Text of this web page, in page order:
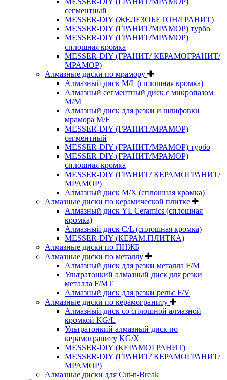
сегментный
MESSER-DIY (ЖЕЛЕЗОБЕТОН/ГРАНИТ)
MESSER-DIY (ГРАНИТ/МРАМОР) турбо
MESSER-DIY (ГРАНИТ/МРАМОР)
сплошная кромка
MESSER-DIY (ГРАНИТ/ КЕРАМОГРАНИТ/
МРАМОР)
Алмазные диски по мрамору
Алмазный диск M/L (сплошная кромка)
Алмазный сегментный диск с микропазом
M/M
Алмазный диск для резки и шлифовки
мрамора M/F
MESSER-DIY (ГРАНИТ/МРАМОР)
сегментный
MESSER-DIY (ГРАНИТ/МРАМОР) турбо
MESSER-DIY (ГРАНИТ/МРАМОР)
сплошная кромка
MESSER-DIY (ГРАНИТ/ КЕРАМОГРАНИТ/
МРАМОР)
Алмазный диск M/X (сплошная кромка)
Алмазные диски по керамической плитке
Алмазный диск YL Ceramics (сплошная
кромка)
Алмазный диск C/L (сплошная кромка)
MESSER-DIY (КЕРАМ.ПЛИТКА)
Алмазные диски по ПНЖБ
Алмазные диски по металлу
Алмазный диск для резки металла F/M
Ультратонкий алмазный диск для резки
металла F/MT
Алмазный диск для резки рельс F/V
Алмазные диски по керамограниту
Алмазный диск со сплошной алмазной
кромкой KG/L
Ультратонкий алмазный диск по
керамограниту KG/X
MESSER-DIY (КЕРАМОГРАНИТ)
MESSER-DIY (ГРАНИТ/ КЕРАМОГРАНИТ/
МРАМОР)
Алмазные диски для Cut-n-Break